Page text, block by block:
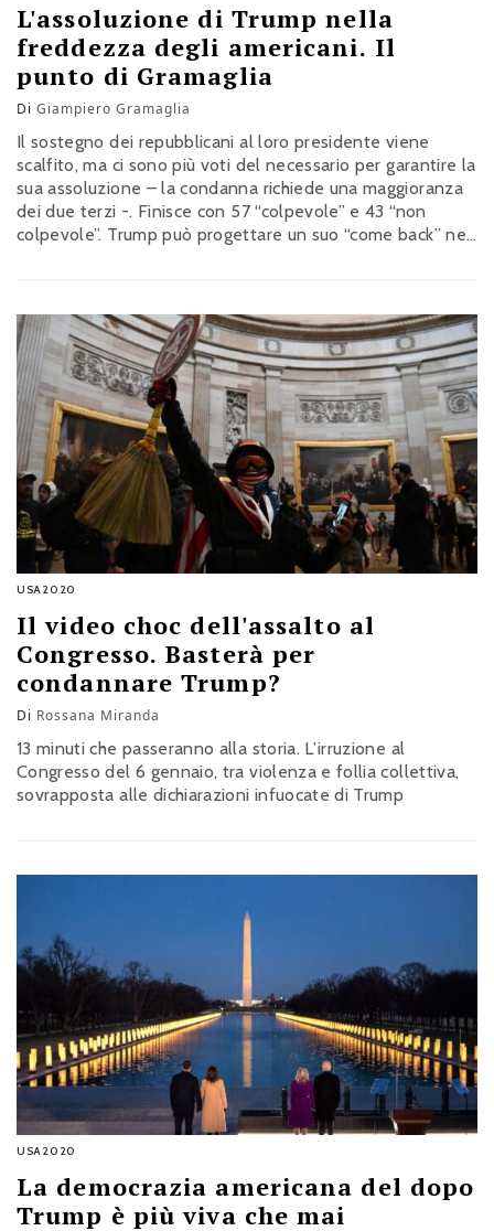
L'assoluzione di Trump nella
freddezza degli americani. Il
punto di Gramaglia
Di Giampiero Gramaglia
Il sostegno dei repubblicani al loro presidente viene
scalfito, ma ci sono più voti del necessario per garantire la
sua assoluzione – la condanna richiede una maggioranza
dei due terzi -. Finisce con 57 “colpevole” e 43 “non
colpevole”. Trump può progettare un suo “come back” nel
USA2020
Il video choc dell'assalto al
Congresso. Basterà per
condannare Trump?
Di Rossana Miranda
13 minuti che passeranno alla storia. L’irruzione al
Congresso del 6 gennaio, tra violenza e follia collettiva,
sovrapposta alle dichiarazioni infuocate di Trump
USA2020
La democrazia americana del dopo
Trump è più viva che mai